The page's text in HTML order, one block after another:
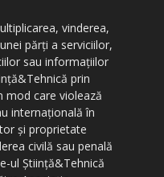
vinderea,
părți a serviciilor,
sau informațiilor
prin
mod care violează
internațională în
și proprietate
civilă sau penală
ul Știință&Tehnică